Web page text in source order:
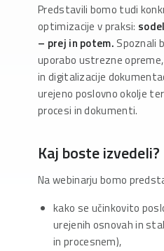
Predstavili bomo tudi
optimizacije v praksi:
– prej in potem. Spoznali
uporabo ustrezne
in digitalizacije
urejeno poslovno okolje
procesi in dokumenti.
Kaj boste izvedeli?
Na webinarju bomo
kako se učinkovito
urejenih osnovah in
in procesnem),